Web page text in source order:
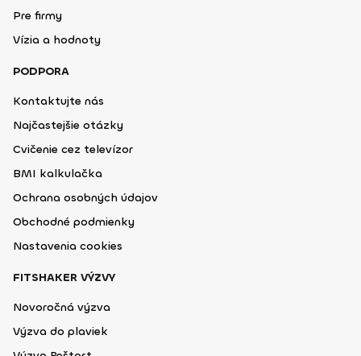
Pre firmy
Vízia a hodnoty
PODPORA
Kontaktujte nás
Najčastejšie otázky
Cvičenie cez televízor
BMI kalkulačka
Ochrana osobných údajov
Obchodné podmienky
Nastavenia cookies
FITSHAKER VÝZVY
Novoročná výzva
Výzva do plaviek